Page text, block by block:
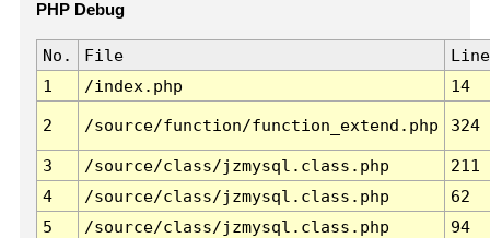
PHP Debug
No. File
Line
1
/index.php 14
2 /source/function/function_extend.php 324
3 /source/class/jzmysql.class.php
211
4
/source/class/jzmysql.class.php
62
5
/source/class/jzmysql.class.php
94